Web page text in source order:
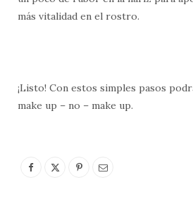
más vitalidad en el rostro.
¡Listo! Con estos simples pasos
make up – no – make up.